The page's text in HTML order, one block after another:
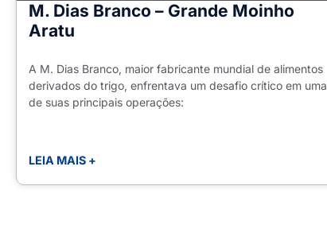
M. Dias Branco – Grande Moinho
Aratu
A M. Dias Branco, maior fabricante mundial de alimentos
derivados do trigo, enfrentava um desafio crítico em uma
de suas principais operações:
LEIA MAIS +